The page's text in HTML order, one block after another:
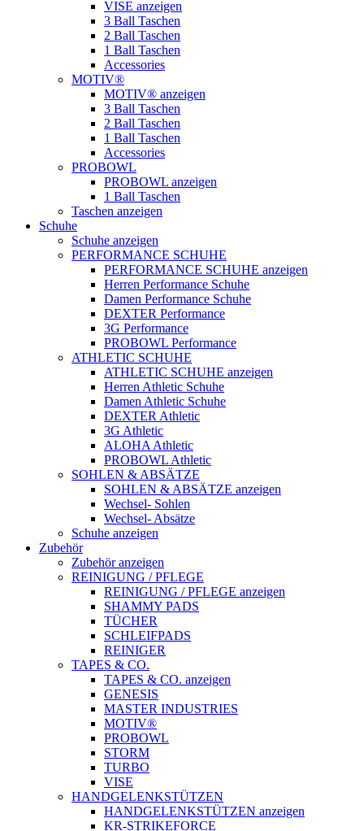
VISE anzeigen
3 Ball Taschen
2 Ball Taschen
1 Ball Taschen
Accessories
MOTIV®
MOTIV® anzeigen
3 Ball Taschen
2 Ball Taschen
1 Ball Taschen
Accessories
PROBOWL
PROBOWL anzeigen
1 Ball Taschen
Taschen anzeigen
Schuhe
Schuhe anzeigen
PERFORMANCE SCHUHE
PERFORMANCE SCHUHE anzeigen
Herren Performance Schuhe
Damen Performance Schuhe
DEXTER Performance
3G Performance
PROBOWL Performance
ATHLETIC SCHUHE
ATHLETIC SCHUHE anzeigen
Herren Athletic Schuhe
Damen Athletic Schuhe
DEXTER Athletic
3G Athletic
ALOHA Athletic
PROBOWL Athletic
SOHLEN & ABSÄTZE
SOHLEN & ABSÄTZE anzeigen
Wechsel- Sohlen
Wechsel- Absätze
Schuhe anzeigen
Zubehör
Zubehör anzeigen
REINIGUNG / PFLEGE
REINIGUNG / PFLEGE anzeigen
SHAMMY PADS
TÜCHER
SCHLEIFPADS
REINIGER
TAPES & CO.
TAPES & CO. anzeigen
GENESIS
MASTER INDUSTRIES
MOTIV®
PROBOWL
STORM
TURBO
VISE
HANDGELENKSTÜTZEN
HANDGELENKSTÜTZEN anzeigen
KR-STRIKEFORCE